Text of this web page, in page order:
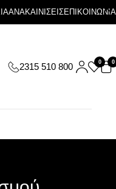
ΑΝΑΚΑΙΝΙΣΕΙΣΕΠΙΚΟΙΝΩΝΙΑ
2315 510 800 0 0